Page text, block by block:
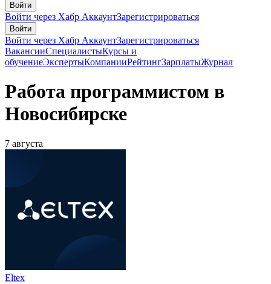
Войти
Войти через Хабр АккаунтЗарегистрироваться
Войти
Войти через Хабр АккаунтЗарегистрироваться
ВакансииСпециалистыКурсы и
обучениеЭкспертыКомпанииРейтингЗарплатыЖурнал
Работа программистом в
Новосибирске
7 августа
Eltex